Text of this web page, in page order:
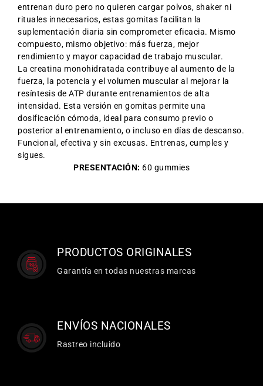
entrenan duro pero no quieren cargar polvos, shaker ni
rituales innecesarios, estas gomitas facilitan la
suplementación diaria sin comprometer eficacia. Mismo
compuesto, mismo objetivo: más fuerza, mejor
rendimiento y mayor capacidad de trabajo muscular.
La creatina monohidratada contribuye al aumento de la
fuerza, la potencia y el volumen muscular al mejorar la
resíntesis de ATP durante entrenamientos de alta
intensidad. Esta versión en gomitas permite una
dosificación cómoda, ideal para consumo previo o
posterior al entrenamiento, o incluso en días de descanso.
Funcional, efectiva y sin excusas. Entrenas, cumples y
sigues.
PRESENTACIÓN: 60 gummies
PRODUCTOS ORIGINALES
Garantía en todas nuestras marcas
ENVÍOS NACIONALES
Rastreo incluido